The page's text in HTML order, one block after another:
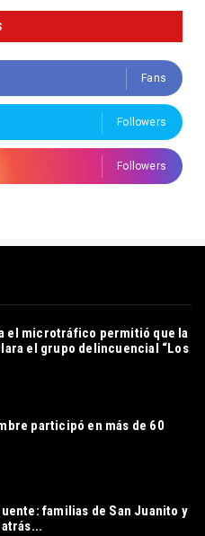
Fans
Followers
Followers
el microtráfico permitió que la
el grupo delincuencial “Los
participó en más de 60
familias de San Juanito y